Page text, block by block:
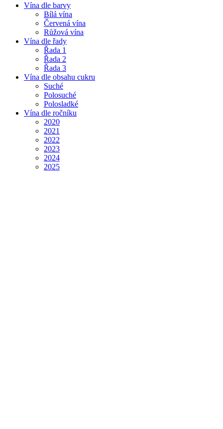
Vína dle barvy
Bílá vína
Červená vína
Růžová vína
Vína dle řady
Řada 1
Řada 2
Řada 3
Vína dle obsahu cukru
Suché
Polosuché
Polosladké
Vína dle ročníku
2020
2021
2022
2023
2024
2025